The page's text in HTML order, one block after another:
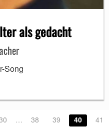
als gedacht
Song
… 38 39 40
41